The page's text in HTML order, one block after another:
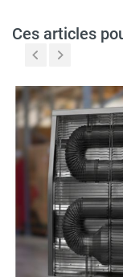
Ces articles